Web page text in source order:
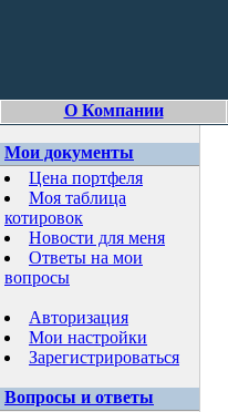
О Компании
Мои документы
Цена портфеля
Моя таблица
котировок
Новости для меня
Ответы на мои
вопросы
Авторизация
Мои настройки
Зарегистрироваться
Вопросы и ответы